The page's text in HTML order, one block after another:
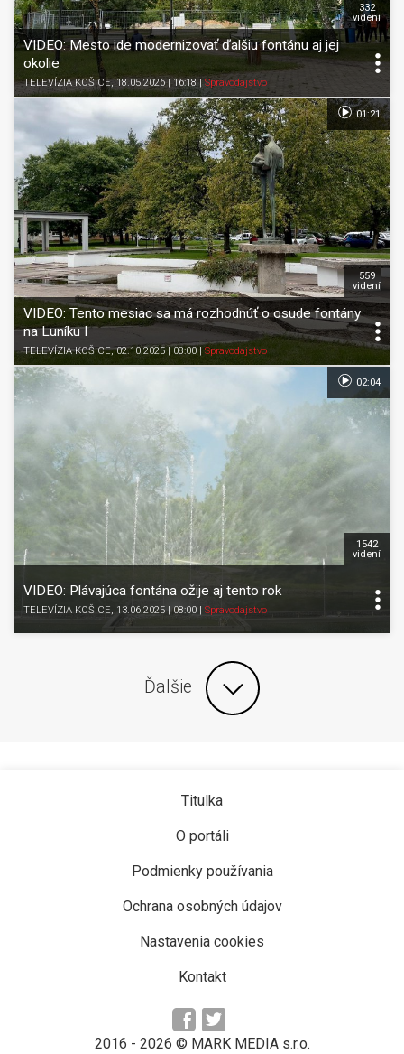
VIDEO: Mesto ide modernizovať ďalšiu fontánu aj jej
okolie
TELEVÍZIA KOŠICE, 18.05.2026 | 16:18 Spravodajstvo
332
videní
VIDEO: Tento mesiac sa má rozhodnúť o osude fontány
na Luníku I
TELEVÍZIA KOŠICE, 02.10.2025 | 08:00 Spravodajstvo
559
videní
01:21
VIDEO: Plávajúca fontána ožije aj tento rok
TELEVÍZIA KOŠICE, 13.06.2025 | 08:00 Spravodajstvo
1542
videní
02:04
Ďalšie
Titulka
O portáli
Podmienky používania
Ochrana osobných údajov
Nastavenia cookies
Kontakt
2016 - 2026 © MARK MEDIA s.r.o.